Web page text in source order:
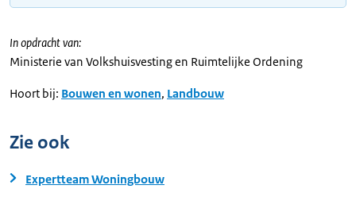
In opdracht van:
Ministerie van Volkshuisvesting en Ruimtelijke Ordening
Hoort bij: Bouwen en wonen, Landbouw
Zie ook
Expertteam Woningbouw